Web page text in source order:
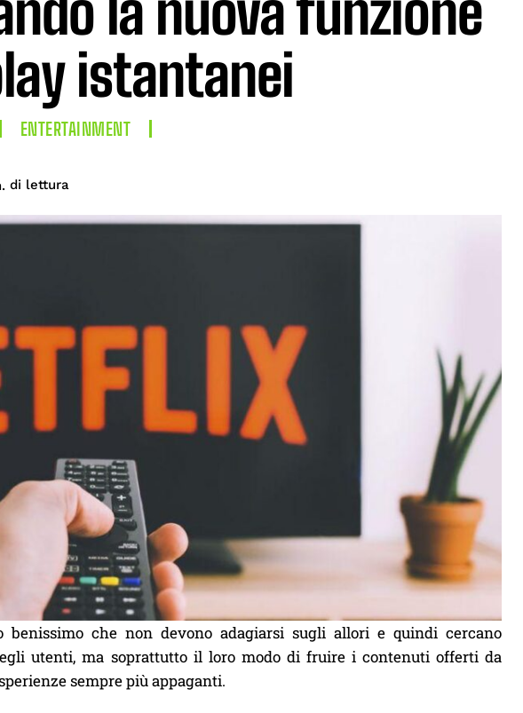
istantanei
ENTERTAINMENT
di lettura
che non devono adagiarsi sugli allori e quindi cercano
utenti, ma soprattutto il loro modo di fruire i contenuti offerti da
sempre più appaganti.